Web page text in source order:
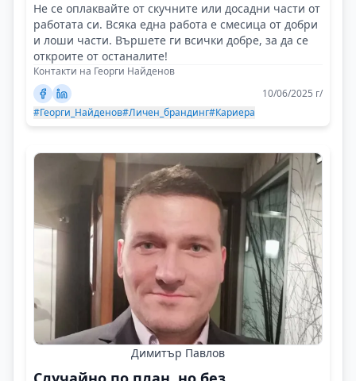
Не се оплаквайте от скучните или досадни части от
работата си. Всяка една работа е смесица от добри
и лоши части. Вършете ги всички добре, за да се
откроите от останалите!
Контакти на Георги Найденов
10/06/2025 г/
#Георги_Найденов#Личен_брандинг#Кариера
Димитър Павлов